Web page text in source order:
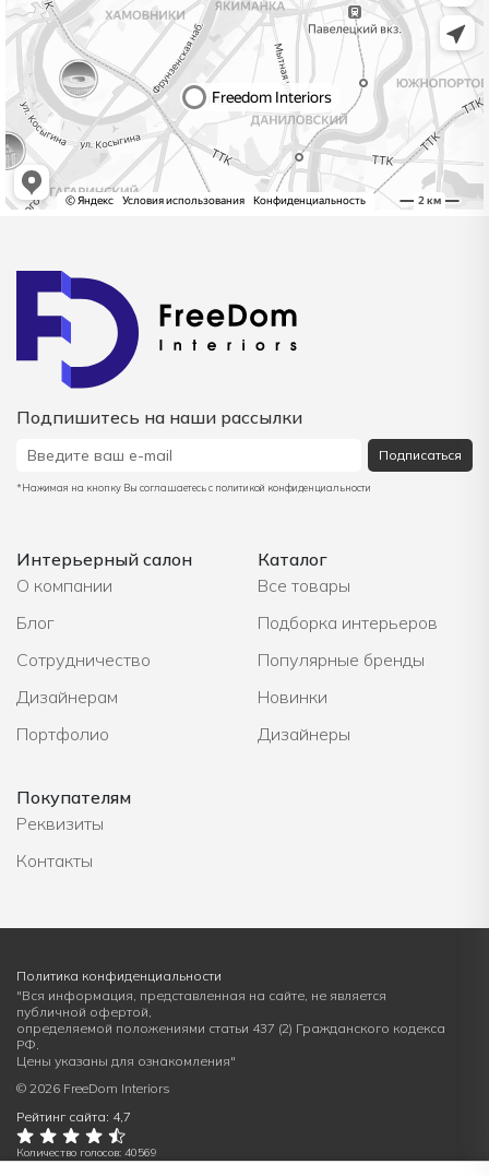
Интерьерный салон
О компании
Блог
Сотрудничество
Дизайнерам
Портфолио
Каталог
Все товары
Подборка интерьеров
Популярные бренды
Новинки
Дизайнеры
Покупателям
Реквизиты
Контакты
Подпишитесь на наши рассылки
Подписаться
*Нажимая на кнопку Вы соглашаетесь с политикой конфиденциальности
Политика конфиденциальности
"Вся информация, представленная на сайте, не является
публичной офертой,
определяемой положениями статьи 437 (2) Гражданского кодекса
РФ.
Цены указаны для ознакомления"
© 2026 FreeDom Interiors
Рейтинг сайта: 4,7
Количество голосов: 40569